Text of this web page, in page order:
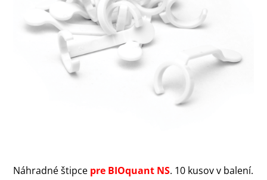
Náhradné štipce pre BIOquant NS. 10 kusov v balení.